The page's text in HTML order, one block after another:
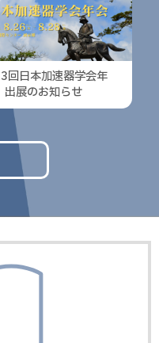
回日本加速器学会年
展のお知らせ